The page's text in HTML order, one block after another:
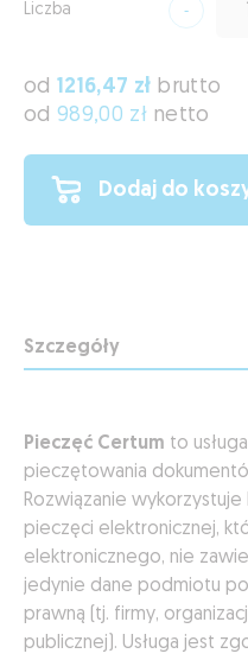
od 1216,47 zł brutto
od 989,00 złnetto
Dodaj do
Liczba
Szczegóły
Pieczęć Certum to
pieczętowania
Rozwiązanie
pieczęci elektronicznej,
elektronicznego, nie
jedynie dane podmiotu
prawną (tj. firmy,
publicznej). Usługa jest